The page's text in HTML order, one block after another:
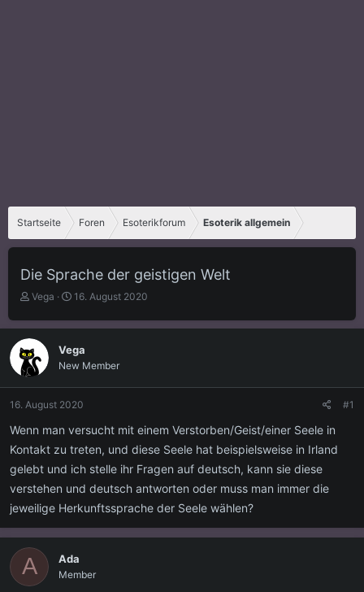
Startseite Foren Esoterikforum Esoterik allgemein
Die Sprache der geistigen Welt
E
s
t
e
l
r
Vega
E
s
e
l
a
m
16. August 2020
Vega
New Member
16. August 2020 #1
Wenn man versucht mit einem Verstorben/Geist/einer Seele in
Kontakt zu treten, und diese Seele hat beispielsweise in Irland
gelebt und ich stelle ihr Fragen auf deutsch, kann sie diese
verstehen und deutsch antworten oder muss man immer die
jeweilige Herkunftssprache der Seele wählen?
A Ada
Member